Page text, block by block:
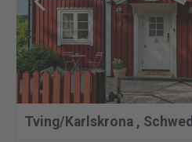
Tving/Karlskrona ,